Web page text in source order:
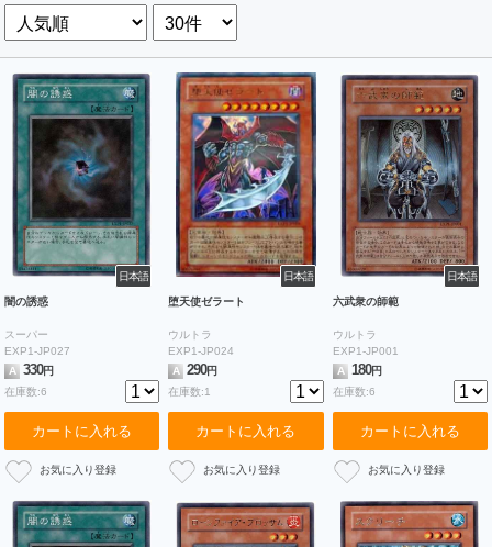
日本語
闇の誘惑
スーパー
EXP1-JP027
A
330円
在庫数:6
カートに入れる
日本語
堕天使ゼラート
ウルトラ
EXP1-JP024
A
290円
在庫数:1
カートに入れる
日本語
六武衆の師範
ウルトラ
EXP1-JP001
A 180円
在庫数:6
カートに入れる